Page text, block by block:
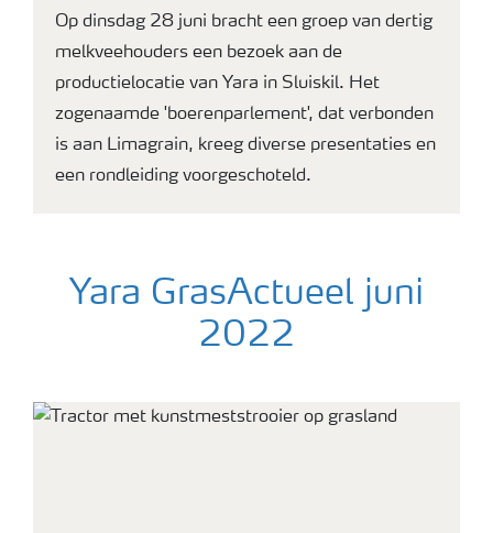
Op dinsdag 28 juni bracht een groep van dertig
melkveehouders een bezoek aan de
productielocatie van Yara in Sluiskil. Het
zogenaamde 'boerenparlement', dat verbonden
is aan Limagrain, kreeg diverse presentaties en
een rondleiding voorgeschoteld.
Yara GrasActueel juni
2022